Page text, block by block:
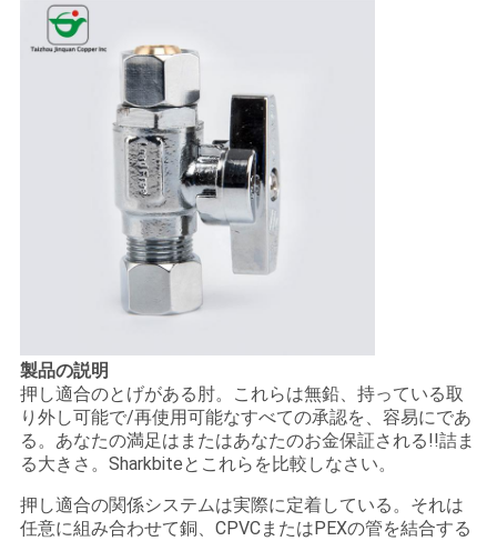
製品の説明
押し適合のとげがある肘。これらは無鉛、持っている取
り外し可能で/再使用可能なすべての承認を、容易にであ
る。あなたの満足はまたはあなたのお金保証される!!詰ま
る大きさ。Sharkbiteとこれらを比較しなさい。
押し適合の関係システムは実際に定着している。それは
任意に組み合わせて銅、CPVCまたはPEXの管を結合する